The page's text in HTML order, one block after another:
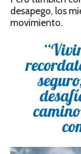
desapego, los
movimiento.